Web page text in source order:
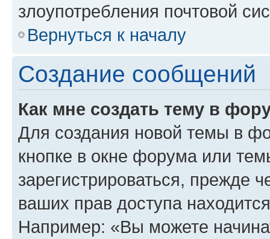
злоупотребления почтовой
Вернуться к началу
Создание сообщений
Как мне создать тему в
Для создания новой темы в
кнопке в окне форума или
зарегистрироваться, прежде
ваших прав доступа
Например: «Вы можете